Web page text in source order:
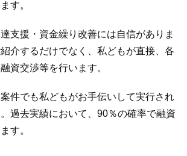
す。
支援・資金繰り改善には自信がありま
介するだけでなく、私どもが直接、各
資交渉等を行います。
件でも私どもがお手伝いして実行され
過去実績において、90％の確率で融資
す。